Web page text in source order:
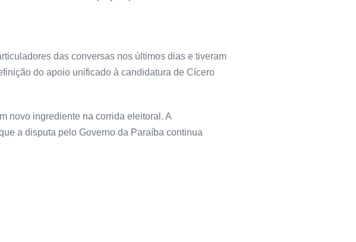
das conversas nos últimos dias e tiveram
do apoio unificado à candidatura de Cícero
novo ingrediente na corrida eleitoral. A
a disputa pelo Governo da Paraíba continua